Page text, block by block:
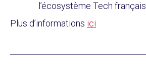
l’écosystème Tech français.
Plus d’informations ici